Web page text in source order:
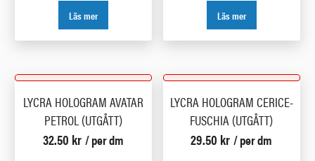
Läs mer Läs mer
LYCRA HOLOGRAM AVATAR
PETROL (UTGÅTT)
32.50 kr / per dm
LYCRA HOLOGRAM CERICE-
FUSCHIA (UTGÅTT)
29.50 kr / per dm